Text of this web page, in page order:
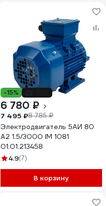
-15%
6 780 ₽
7 495 ₽8 785 ₽
Электродвигатель 5АИ 80
А2 1.5/3000 IM 1081
01.01.213458
4.9(7)
В корзину